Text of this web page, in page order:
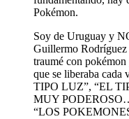
Pokémon.
Soy de Uruguay y
Guillermo Rodríguez
traumé con
que se liberaba
TIPO LUZ”, “EL
MUY
“LOS